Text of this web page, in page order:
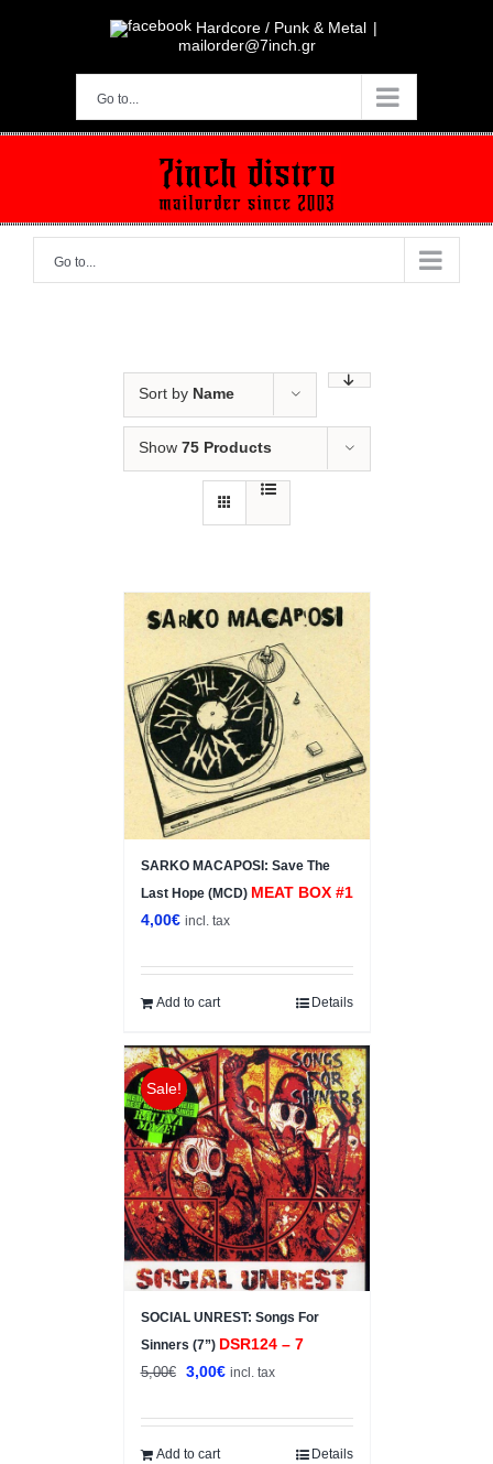
Hardcore / Punk & Metal |
mailorder@7inch.gr
Go to...
Go to...
Sort by Name
Show 75 Products
SARKO MACAPOSI: Save The
Last Hope (MCD) MEAT BOX #1
4,00€ incl. tax
Add to cart Details
Sale!
SOCIAL UNREST: Songs For
Sinners (7”) DSR124 – 7
5,00€
Original
was:
5,00€.
3,00€Current
is:
incl. tax
Add to cart Details